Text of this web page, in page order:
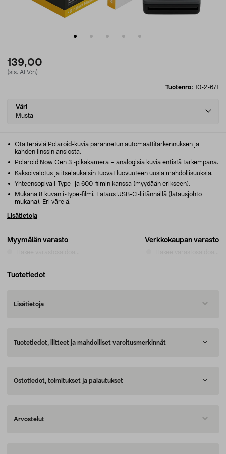
139,00
(sis. ALV:n)
Tuotenro: 10-2-671
Select
variant
Väri
Musta
Myymälän varasto Verkkokaupan varasto
Ota teräviä Polaroid-kuvia parannetun automaattitarkennuksen ja
kahden linssin ansiosta.
Polaroid Now Gen 3 -pikakamera – analogisia kuvia entistä tarkempana.
Kaksoivalotus ja itselaukaisin tuovat luovuuteen uusia mahdollisuuksia.
Yhteensopiva i-Type- ja 600-filmin kanssa (myydään erikseen).
Mukana 8 kuvan i-Type-filmi. Lataus USB-C-liitännällä (latausjohto
mukana). Eri värejä.
Lisätietoja
Tuotetiedot
Lisätietoja
Tuotetiedot, liitteet ja mahdolliset varoitusmerkinnät
Ostotiedot, toimitukset ja palautukset
Arvostelut